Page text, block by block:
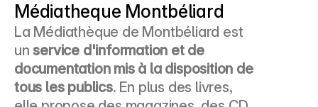
Médiatheque Montbéliard
La Médiathèque de Montbéliard est
un service d'information et de
documentation mis à la disposition de
tous les publics. En plus des livres,